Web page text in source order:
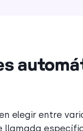
elegir entre
llamada